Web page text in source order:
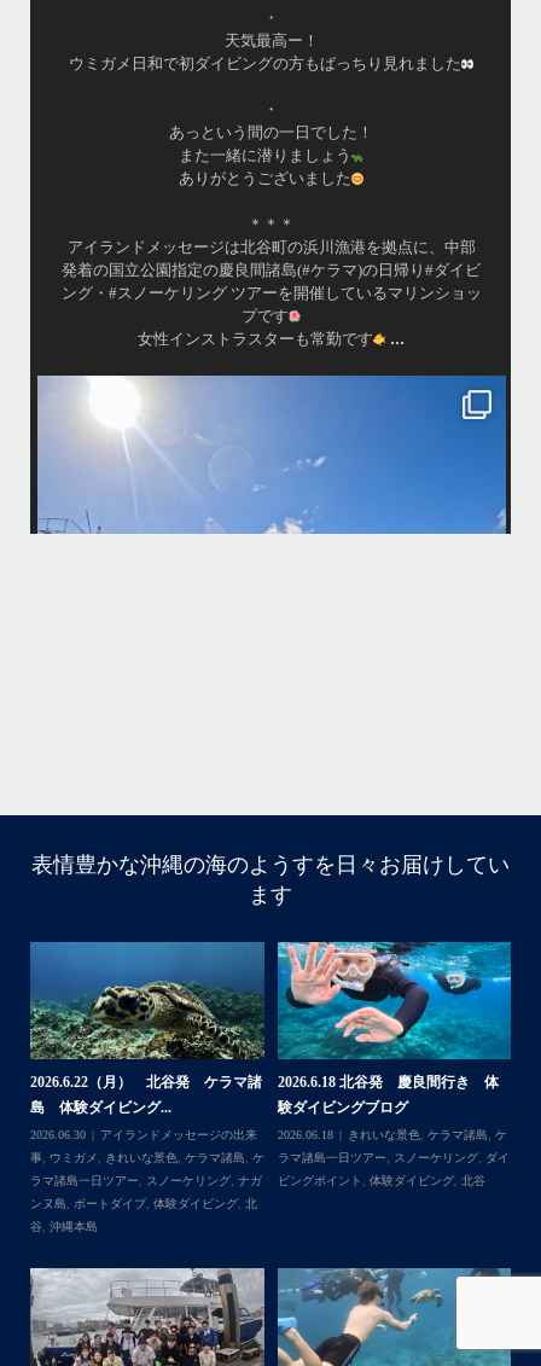
最近投稿できてませんでしたが今シーズンも渡嘉敷島上陸
ツアーとケラマ体験ダイビング&シュノーケル班に分かれて
毎日海へ行っております
海が穏やかな日がずーっと続いていてボートダイビングに
は最高のコンディションです！
昔よく潜りに来て下さっていたリピーターさんの子供が10
才になったので一緒にダイビングデビュー…なんて嬉しい
緒させて頂いてます
•
渡嘉敷島の方も夏には珍しい北風つづきのおかげでビーチ
が穏やか
...
island.message
・
最近は、連日クルーザーチャーターのご利用が続いていて梅雨明け後の
パーフェクトな海でバナナボートに船上BBQ、シュノーケリングとお楽
しみ頂いております
何ヶ月も前からやり取りさせて頂き温めていたご予約でしたので、お天
はいさい
アイランドメッセージです
最近は、連日クルーザーチャーターのご利用が続いていて
梅雨明け後のパーフェクトな海でバナナボートに船上
BBQ、シュノーケリングとお楽しみ頂いております
・
・
何ヶ月も前からやり取りさせて頂き温めていたご予約でし
たので、お天気とコンディションに恵まれて、皆さん大満
足な一日を過ごして頂けて本当によかったです
また来年も社員旅行で沖縄へいらっしゃる際は是非ご利用
くださいね！！
ありがとうございました
...
表情豊かな沖縄の海のようすを日々お届けしてい
ます
【台風13号によるツアー中止のお知
らせ】
2026.08.06
アイランドメッセージの出来
事, 台風
2026.8.2（火） 北谷発 ケラマ諸
島 体験ダイビング&...
2026.08.03
アイランドメッセージの出来
事,きれいな景色,ケラマ諸島, ケラマ諸島
一日ツアー ,スノーケリング,ナガンヌ島